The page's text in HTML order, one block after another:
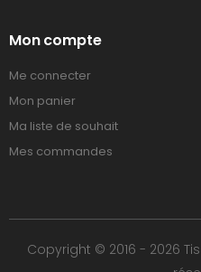
Mon compte
Me connecter
Mon panier
Ma liste de souhait
Mes commandes
Copyright © 2016 - 2026